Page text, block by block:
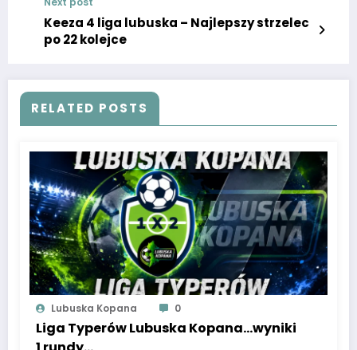
Keeza 4 liga lubuska – Najlepszy strzelec
po 22 kolejce
RELATED POSTS
Lubuska Kopana 0
Liga Typerów Lubuska Kopana…wyniki